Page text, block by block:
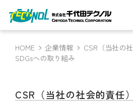
HOME 企業情報
CSR（当社の
SDGsへの取り組み
CSR（当社の社会的責任）